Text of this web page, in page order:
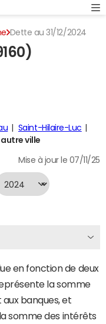
Dette au 31/12/2024
Saint-Hilaire-Luc
ville
Mise à jour le 07/11/25
en fonction de deux
la somme
banques, et
somme des intérêts